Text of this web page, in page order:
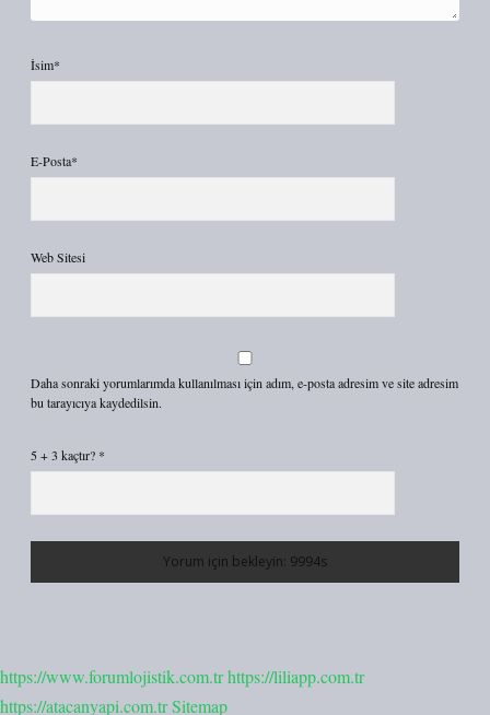
İsim*
E-Posta*
Web Sitesi
Daha sonraki yorumlarımda kullanılması için adım, e-posta adresim ve site adresim
bu tarayıcıya kaydedilsin.
5 + 3 kaçtır? *
https://www.forumlojistik.com.trhttps://liliapp.com.tr
https://atacanyapi.com.trSitemap